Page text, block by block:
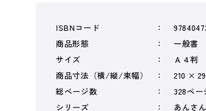
ISBNコード
商品形態
一般書
サイズ
Ａ４判
商品寸法（横/縦/束幅）
210 ×
総ページ数
328ペー
シリーズ
あんさ